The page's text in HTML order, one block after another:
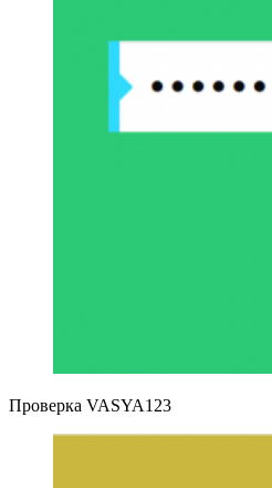
Проверка VASYA123